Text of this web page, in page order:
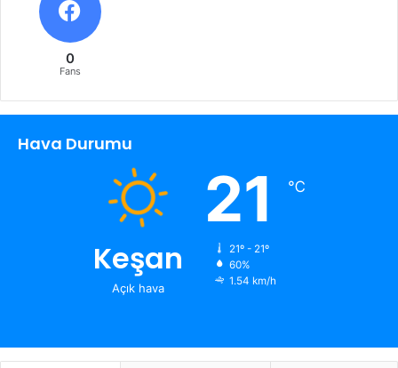
0
Fans
Hava Durumu
Keşan
Açık hava
21 ℃
21º - 21º
60%
1.54 km/h